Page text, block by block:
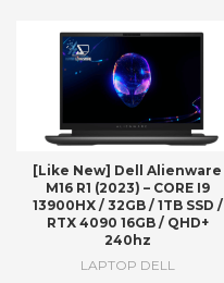
[Like New] Dell Alienware
M16 R1 (2023) – CORE I9
13900HX / 32GB / 1TB SSD /
RTX 4090 16GB / QHD+
240hz
LAPTOP DELL